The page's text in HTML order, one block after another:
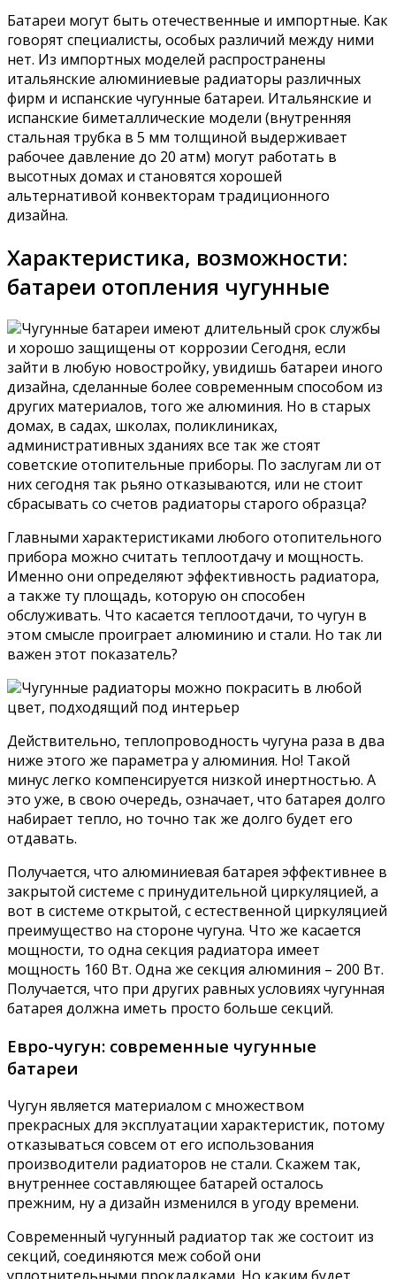
Батареи могут быть отечественные и импортные. Как
говорят специалисты, особых различий между ними
нет. Из импортных моделей распространены
итальянские алюминиевые радиаторы различных
фирм и испанские чугунные батареи. Итальянские и
испанские биметаллические модели (внутренняя
стальная трубка в 5 мм толщиной выдерживает
рабочее давление до 20 атм) могут работать в
высотных домах и становятся хорошей
альтернативой конвекторам традиционного
дизайна.
Характеристика, возможности:
батареи отопления чугунные
Чугунные батареи имеют длительный срок службы
и хорошо защищены от коррозии Сегодня, если
зайти в любую новостройку, увидишь батареи иного
дизайна, сделанные более современным способом из
других материалов, того же алюминия. Но в старых
домах, в садах, школах, поликлиниках,
административных зданиях все так же стоят
советские отопительные приборы. По заслугам ли от
них сегодня так рьяно отказываются, или не стоит
сбрасывать со счетов радиаторы старого образца?
Главными характеристиками любого отопительного
прибора можно считать теплоотдачу и мощность.
Именно они определяют эффективность радиатора,
а также ту площадь, которую он способен
обслуживать. Что касается теплоотдачи, то чугун в
этом смысле проиграет алюминию и стали. Но так ли
важен этот показатель?
Чугунные радиаторы можно покрасить в любой
цвет, подходящий под интерьер
Действительно, теплопроводность чугуна раза в два
ниже этого же параметра у алюминия. Но! Такой
минус легко компенсируется низкой инертностью. А
это уже, в свою очередь, означает, что батарея долго
набирает тепло, но точно так же долго будет его
отдавать.
Получается, что алюминиевая батарея эффективнее в
закрытой системе с принудительной циркуляцией, а
вот в системе открытой, с естественной циркуляцией
преимущество на стороне чугуна. Что же касается
мощности, то одна секция радиатора имеет
мощность 160 Вт. Одна же секция алюминия – 200 Вт.
Получается, что при других равных условиях чугунная
батарея должна иметь просто больше секций.
Евро-чугун: современные чугунные
батареи
Чугун является материалом с множеством
прекрасных для эксплуатации характеристик, потому
отказываться совсем от его использования
производители радиаторов не стали. Скажем так,
внутреннее составляющее батарей осталось
прежним, ну а дизайн изменился в угоду времени.
Современный чугунный радиатор так же состоит из
секций, соединяются меж собой они